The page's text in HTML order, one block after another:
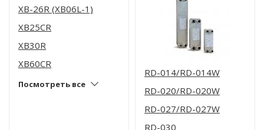
XB-26R (XB06L-1)
XB25CR
XB30R
XB60CR
Посмотреть все
RD-014/RD-014W
RD-020/RD-020W
RD-027/RD-027W
RD-030